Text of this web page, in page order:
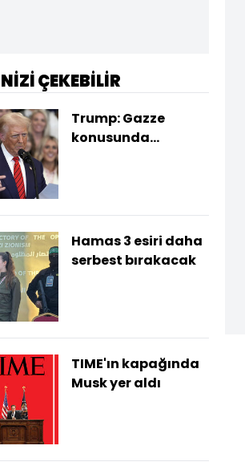
ÇEKEBİLİR
Trump: Gazze
konusunda
Hamas 3 esiri daha
serbest bırakacak
TIME'ın kapağında
Musk yer aldı